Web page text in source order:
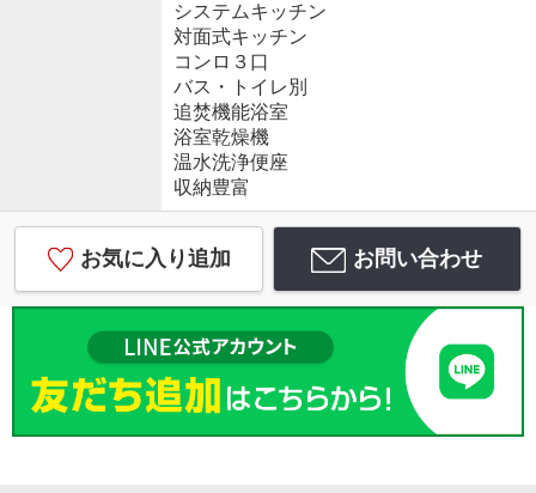
システムキッチン
対面式キッチン
コンロ３口
バス・トイレ別
追焚機能浴室
浴室乾燥機
温水洗浄便座
収納豊富
お気に入り追加 お問い合わせ